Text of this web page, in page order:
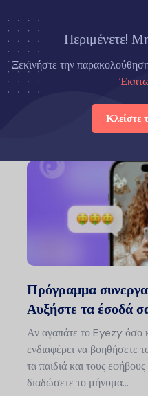
Περιμένετε!
Ξεκινήστε την
Κλείστε
Αρχική σελίδα Συμβουλές για
Πρόγραμμα
Αυξήστε τα έσοδά
Αν αγαπάτε το Eyezy όσο
ενδιαφέρει να βοηθήσετε
τα παιδιά και τους
διαδώσετε το μήνυμα...